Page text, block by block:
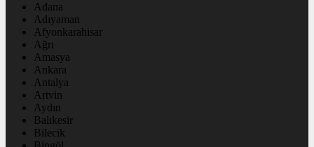
Adana
Adıyaman
Afyonkarahisar
Ağrı
Amasya
Ankara
Antalya
Artvin
Aydın
Balıkesir
Bilecik